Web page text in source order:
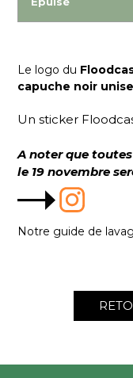
Le logo du
capuche noir
Un sticker
A noter que
le 19 novembre
Notre guide de